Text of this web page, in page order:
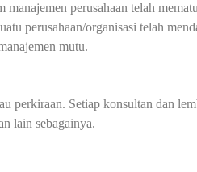
perusahaan telah
perusahaan/organisasi telah
mutu.
perkiraan. Setiap konsultan dan
lain sebagainya.